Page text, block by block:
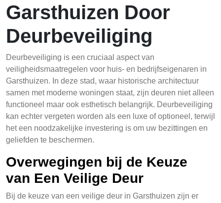
Garsthuizen Door
Deurbeveiliging
Deurbeveiliging is een cruciaal aspect van
veiligheidsmaatregelen voor huis- en bedrijfseigenaren in
Garsthuizen. In deze stad, waar historische architectuur
samen met moderne woningen staat, zijn deuren niet alleen
functioneel maar ook esthetisch belangrijk. Deurbeveiliging
kan echter vergeten worden als een luxe of optioneel, terwijl
het een noodzakelijke investering is om uw bezittingen en
geliefden te beschermen.
Overwegingen bij de Keuze
van Een Veilige Deur
Bij de keuze van een veilige deur in Garsthuizen zijn er